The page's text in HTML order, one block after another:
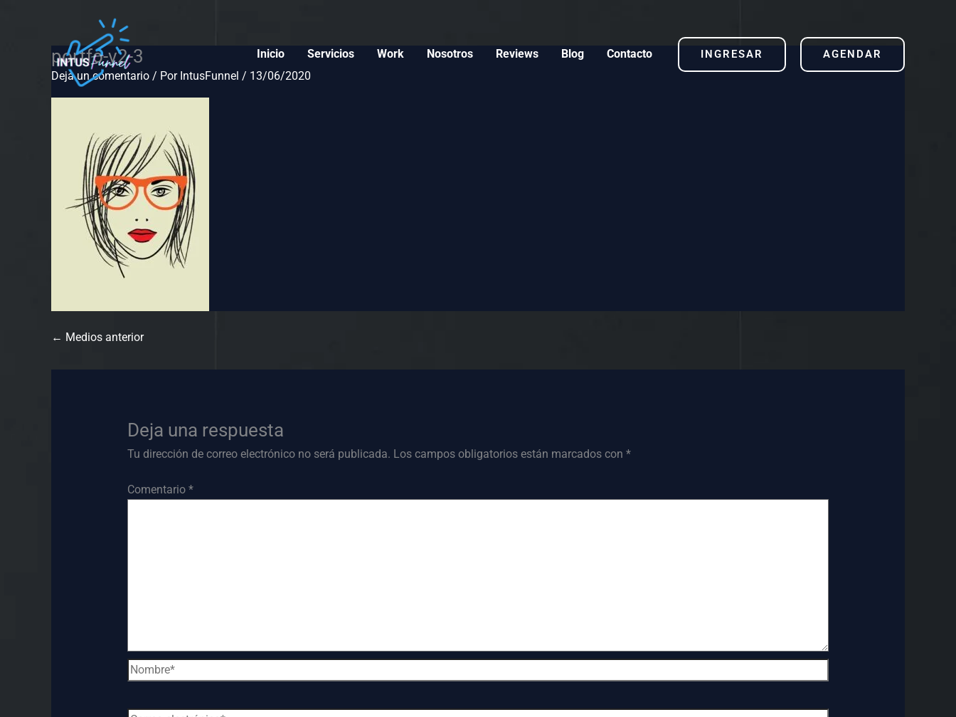
Inicio Servicios Work Nosotros Reviews Blog Contacto INGRESAR AGENDAR
portfo-v2-3
Deja un comentario / Por IntusFunnel / 13/06/2020
← Medios anterior
Deja una respuesta
Tu dirección de correo electrónico no será publicada. Los campos obligatorios están marcados con *
Comentario *
electrónico*